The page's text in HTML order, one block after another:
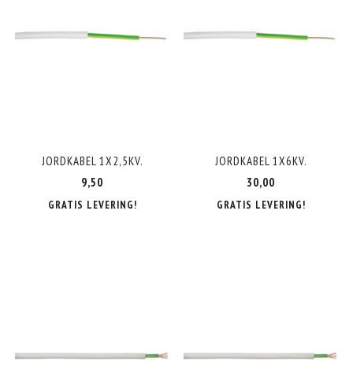
JORDKABEL 1X2,5KV.
9,50
GRATIS LEVERING!
JORDKABEL 1X6KV.
30,00
GRATIS LEVERING!